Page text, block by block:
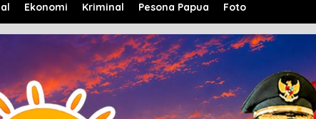
Ekonomi Kriminal Pesona Papua Foto